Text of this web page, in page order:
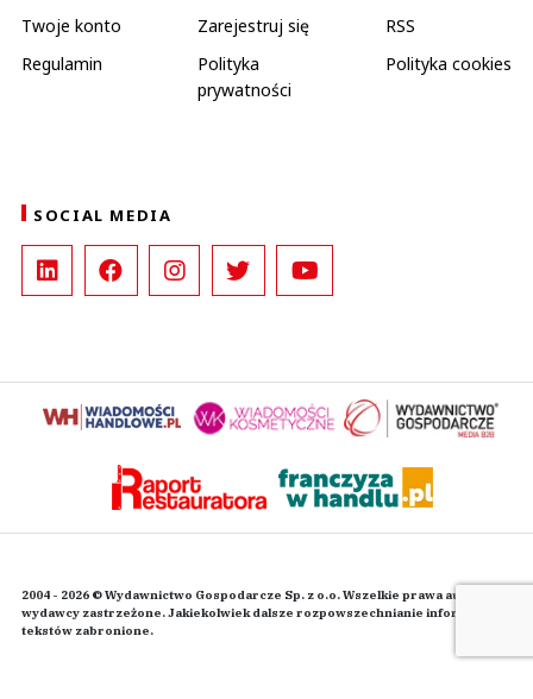
Twoje konto
Zarejestruj się
RSS
Regulamin
Polityka
prywatności
Polityka cookies
SOCIAL MEDIA
2004 - 2026 © Wydawnictwo Gospodarcze Sp. z o.o. Wszelkie prawa autorskie
wydawcy zastrzeżone. Jakiekolwiek dalsze rozpowszechnianie informacji i
tekstów zabronione.